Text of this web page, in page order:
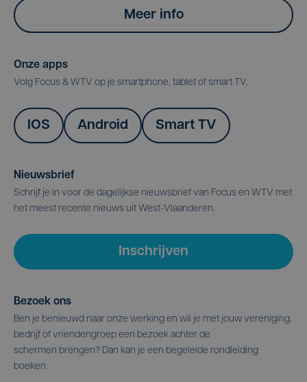
Meer info
Onze apps
Volg Focus & WTV op je smartphone, tablet of smart TV.
IOS Android Smart TV
Nieuwsbrief
Schrijf je in voor de dagelijkse nieuwsbrief van Focus en WTV met
het meest recente nieuws uit West-Vlaanderen.
Inschrijven
Bezoek ons
Ben je benieuwd naar onze werking en wil je met jouw vereniging,
bedrijf of vriendengroep een bezoek achter de
schermen brengen? Dan kan je een begeleide rondleiding
boeken.